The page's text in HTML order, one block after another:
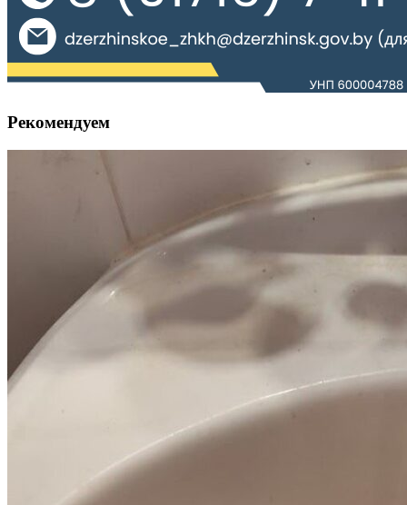
Рекомендуем